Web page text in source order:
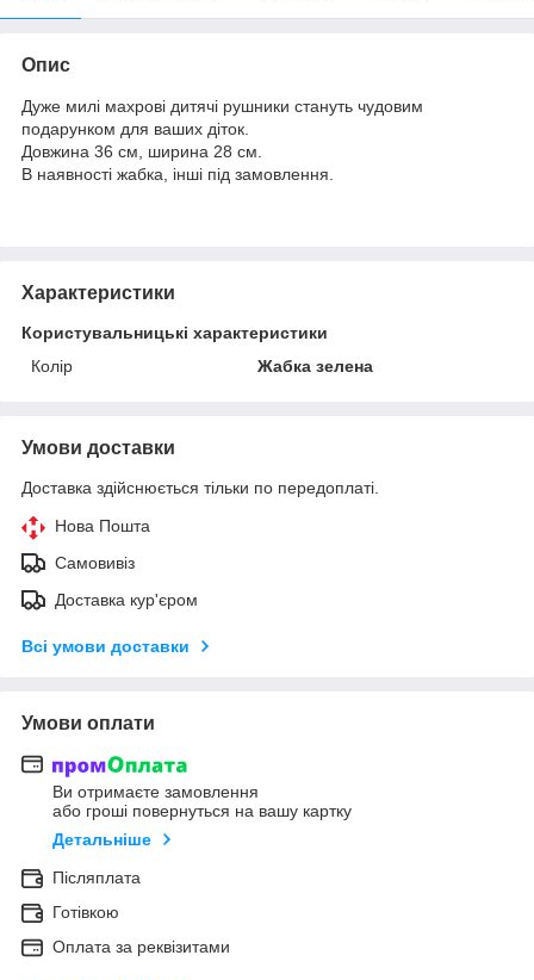
Опис
Дуже милі махрові дитячі рушники стануть чудовим
подарунком для ваших діток.
Довжина 36 см, ширина 28 см.
В наявності жабка, інші під замовлення.
Характеристики
Користувальницькі характеристики
Колір
Жабка зелена
Умови доставки
Доставка здійснюється тільки по передоплаті.
Нова Пошта
Самовивіз
Доставка кур'єром
Всі умови доставки
Умови оплати
Ви отримаєте замовлення
або гроші повернуться на вашу картку
Детальніше
Післяплата
Готівкою
Оплата за реквізитами